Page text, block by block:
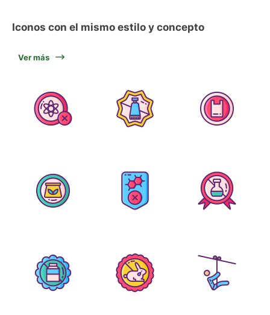
Iconos con el mismo estilo y concepto
Ver más